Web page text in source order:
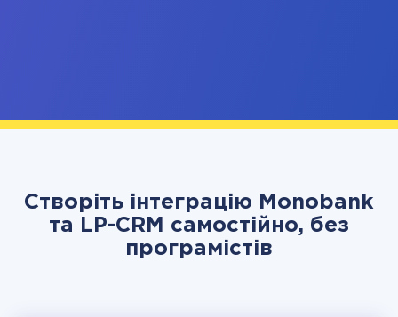
Створіть інтеграцію Monobank
та LP-CRM самостійно, без
програмістів